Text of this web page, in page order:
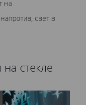
на
свет в
стекле